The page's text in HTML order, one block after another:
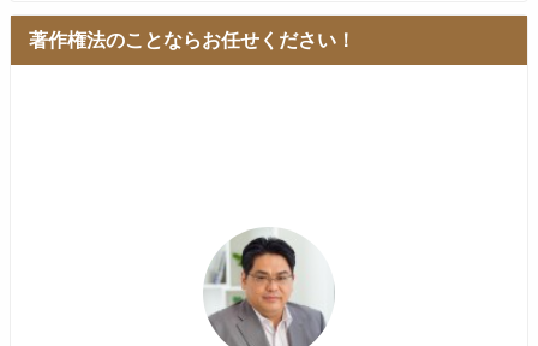
著作権法のことならお任せください！